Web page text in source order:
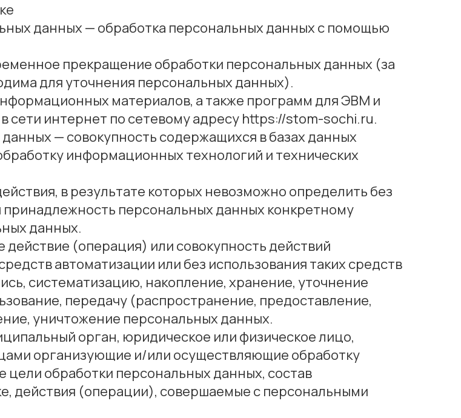
данных — обработка персональных данных с помощью
прекращение обработки персональных данных (за
для уточнения персональных данных).
материалов, а также программ для ЭВМ и
сети интернет по сетевому адресу https://stom-sochi.ru.
— совокупность содержащихся в базах данных
информационных технологий и технических
в результате которых невозможно определить без
персональных данных конкретному
данных.
(операция) или совокупность действий
автоматизации или без использования таких средств
систематизацию, накопление, хранение, уточнение
передачу (распространение, предоставление,
уничтожение персональных данных.
орган, юридическое или физическое лицо,
организующие и/или осуществляющие обработку
обработки персональных данных, состав
действия (операции), совершаемые с персональными